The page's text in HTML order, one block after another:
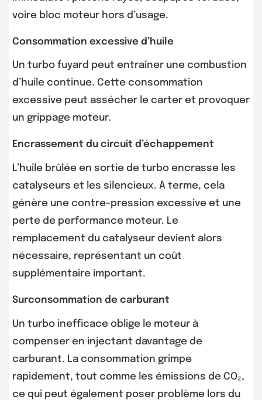
voire bloc moteur hors d’usage.
Consommation excessive d’huile
Un turbo fuyard peut entraîner une combustion
d’huile continue. Cette consommation
excessive peut assécher le carter et provoquer
un grippage moteur.
Encrassement du circuit d’échappement
L’huile brûlée en sortie de turbo encrasse les
catalyseurs et les silencieux. À terme, cela
génère une contre-pression excessive et une
perte de performance moteur. Le
remplacement du catalyseur devient alors
nécessaire, représentant un coût
supplémentaire important.
Surconsommation de carburant
Un turbo inefficace oblige le moteur à
compenser en injectant davantage de
carburant. La consommation grimpe
rapidement, tout comme les émissions de CO₂,
ce qui peut également poser problème lors du